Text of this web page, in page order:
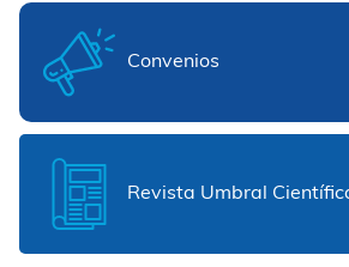
Convenios
Revista Umbral